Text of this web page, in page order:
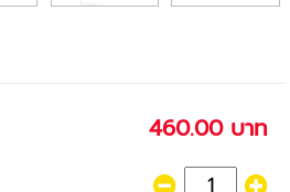
460.00 บาท